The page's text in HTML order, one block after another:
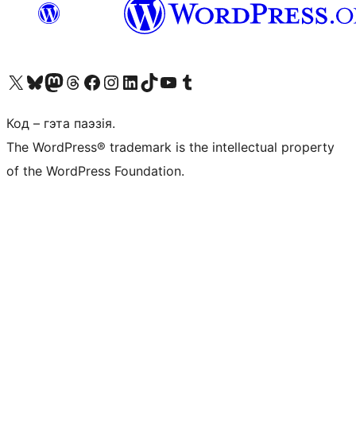
Наведайце наш акаўнт у X (былы Twitter)
Visit our Bluesky account
Visit our Mastodon account
Visit our Threads account
Наведаеце нашу старонку на Facebook
Наведайце наш Instagram
Наведайце нашу старонку ў LinkedIn
Visit our TikTok account
Наведайце наш YouTube каналVisit our Tumblr account
Код – гэта паэзія.
The WordPress® trademark is the intellectual property
of the WordPress Foundation.